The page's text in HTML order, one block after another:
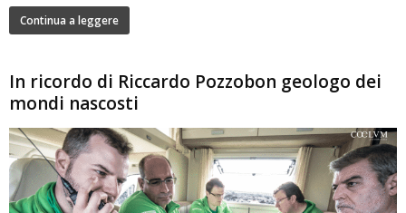
Continua a leggere
In ricordo di Riccardo Pozzobon geologo dei
mondi nascosti